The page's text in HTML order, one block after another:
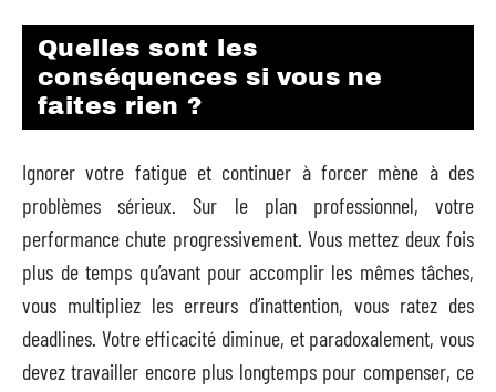
Quelles sont les
conséquences si vous ne
faites rien ?
Ignorer votre fatigue et continuer à forcer mène à des
problèmes sérieux. Sur le plan professionnel, votre
performance chute progressivement. Vous mettez deux fois
plus de temps qu’avant pour accomplir les mêmes tâches,
vous multipliez les erreurs d’inattention, vous ratez des
deadlines. Votre efficacité diminue, et paradoxalement, vous
devez travailler encore plus longtemps pour compenser, ce